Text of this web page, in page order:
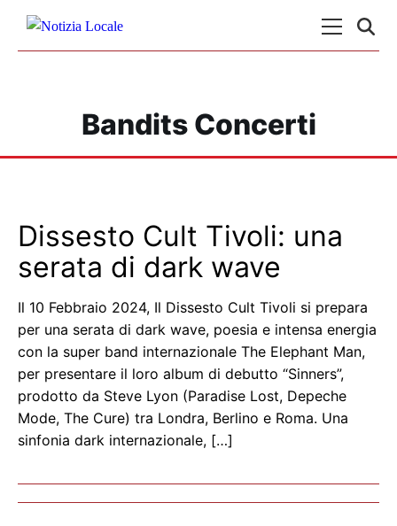
Bandits Concerti
Dissesto Cult Tivoli: una
serata di dark wave
Il 10 Febbraio 2024, Il Dissesto Cult Tivoli si prepara
per una serata di dark wave, poesia e intensa energia
con la super band internazionale The Elephant Man,
per presentare il loro album di debutto “Sinners”,
prodotto da Steve Lyon (Paradise Lost, Depeche
Mode, The Cure) tra Londra, Berlino e Roma. Una
sinfonia dark internazionale, […]